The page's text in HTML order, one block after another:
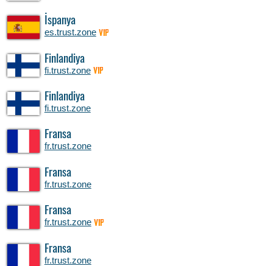
İspanya
es.trust.zone VIP
Finlandiya
fi.trust.zone VIP
Finlandiya
fi.trust.zone
Fransa
fr.trust.zone
Fransa
fr.trust.zone
Fransa
fr.trust.zone VIP
Fransa
fr.trust.zone